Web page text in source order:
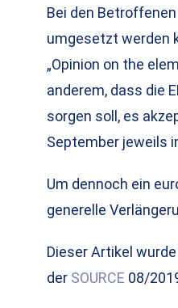
Bei den
umgesetzt werden
„Opinion on the
anderem, dass die
sorgen soll, es
September jeweils
Um dennoch ein
generelle
Dieser Artikel
der SOURCE 08/